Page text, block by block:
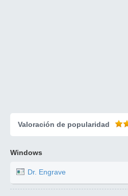
Valoración de popularidad
Windows
Dr. Engrave